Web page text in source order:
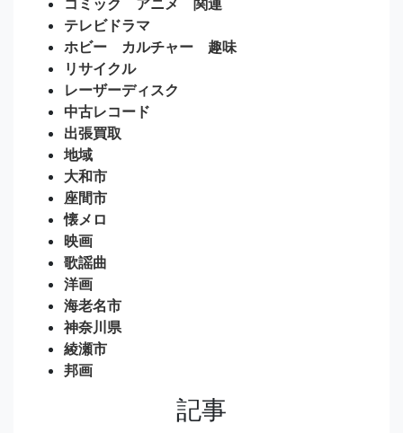
コミック アニメ 関連
テレビドラマ
ホビー カルチャー 趣味
リサイクル
レーザーディスク
中古レコード
出張買取
地域
大和市
座間市
懐メロ
映画
歌謡曲
洋画
海老名市
神奈川県
綾瀬市
邦画
記事